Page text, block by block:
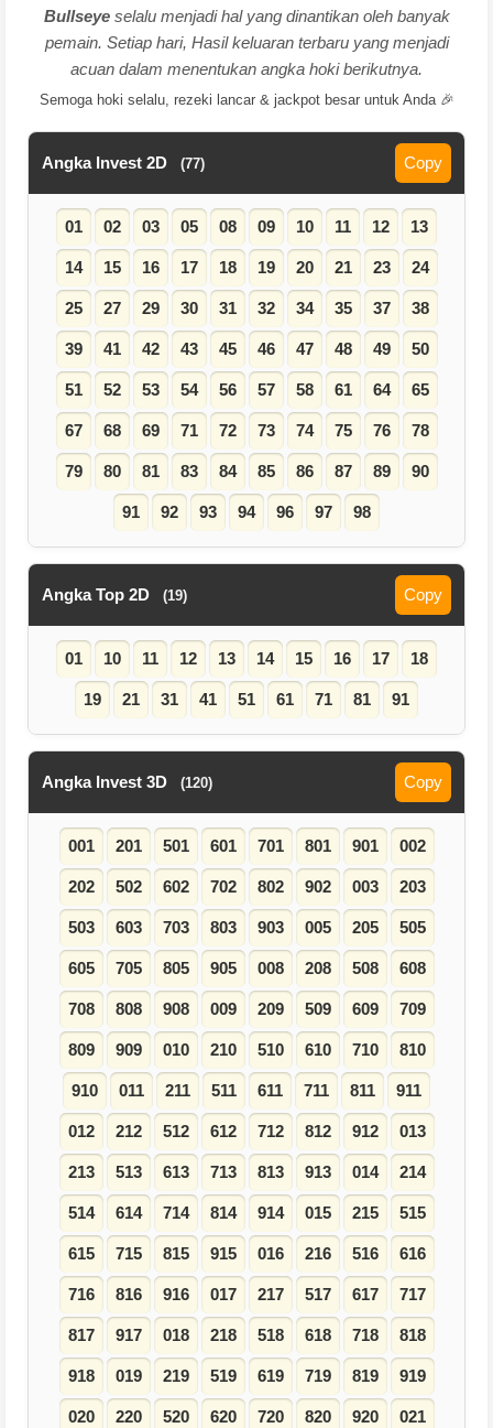
Bullseyeselalu menjadi hal yang dinantikan oleh banyak
pemain. Setiap hari, Hasil keluaran terbaru yang menjadi
acuan dalam menentukan angka hoki berikutnya.
Semoga hoki selalu, rezeki lancar & jackpot besar untuk Anda 🎉
Angka Invest 2D (77) Copy
01 02 03 05 08 09 10 11 12 13
14 15 16 17 18 19 20 21 23 24
25 27 29 30 31 32 34 35 37 38
39 41 42 43 45 46 47 48 49 50
51 52 53 54 56 57 58 61 64 65
67 68 69 71 72 73 74 75 76 78
79 80 81 83 84 85 86 87 89 90
91 92 93 94 96 97 98
Angka Top 2D (19) Copy
01 10 11 12 13 14 15 16 17 18
19 21 31 41 51 61 71 81 91
Angka Invest 3D (120) Copy
001 201 501 601 701 801 901 002
202 502 602 702 802 902 003 203
503 603 703 803 903 005 205 505
605 705 805 905 008 208 508 608
708 808 908 009 209 509 609 709
809 909 010 210 510 610 710 810
910 011 211 511 611 711 811 911
012 212 512 612 712 812 912 013
213 513 613 713 813 913 014 214
514 614 714 814 914 015 215 515
615 715 815 915 016 216 516 616
716 816 916 017 217 517 617 717
817 917 018 218 518 618 718 818
918 019 219 519 619 719 819 919
020 220 520 620 720 820 920 021